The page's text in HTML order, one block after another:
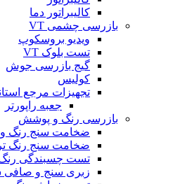
کالیبراتور دما
بازرسی چشمی VT
ویدیو بروسکوپ
تست بلوک VT
گیج بازرسی جوش
کولیس
تجهیزات مرجع
جعبه راپورتر
بازرسی رنگ و پوشش
ضخامت سنج رنگ
ضخامت سنج رنگ تر
تست چسبندگی
زبری سنج و صافی